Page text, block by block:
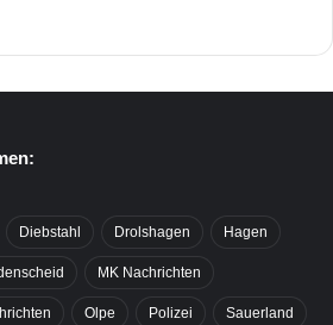
Diebstahl Drolshagen Hagen
MK Nachrichten
Olpe Polizei Sauerland